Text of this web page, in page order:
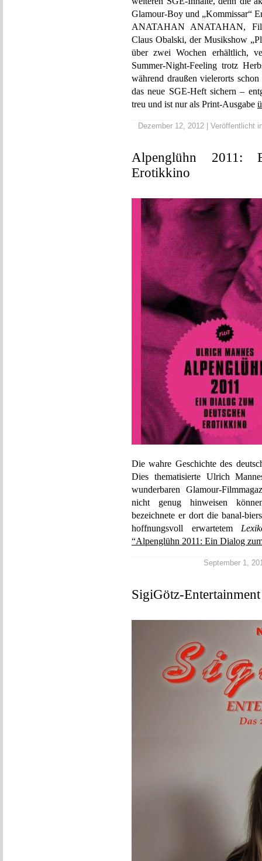
Glamour-Boy und „Kommissar“
ANATAHAN ANATAHAN,
Claus Obalski, der Musikshow
über zwei Wochen erhältlich,
Summer-Night-Feeling trotz
während draußen vielerorts
das neue SGE-Heft sichern –
treu und ist nur als Print-Ausgabe
Dezember 12, 2012 | Veröffentlicht
Alpenglühn 2011:
Erotikkino
Die wahre Geschichte des
Dies thematisierte Ulrich
wunderbaren Glamour-
nicht genug hinweisen
bezeichnete er dort die banal-
hoffnungsvoll erwartetem
“Alpenglühn 2011: Ein Dialog
September 1,
SigiGötz-